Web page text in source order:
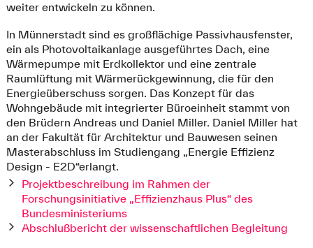
weiter entwickeln zu können.
In Münnerstadt sind es großflächige Passivhausfenster,
ein als Photovoltaikanlage ausgeführtes Dach, eine
Wärmepumpe mit Erdkollektor und eine zentrale
Raumlüftung mit Wärmerückgewinnung, die für den
Energieüberschuss sorgen. Das Konzept für das
Wohngebäude mit integrierter Büroeinheit stammt von
den Brüdern Andreas und Daniel Miller. Daniel Miller hat
an der Fakultät für Architektur und Bauwesen seinen
Masterabschluss im Studiengang „Energie Effizienz
Design - E2D“erlangt.
Projektbeschreibung im Rahmen der
Forschungsinitiative „Effizienzhaus Plus“ des
Bundesministeriums
Abschlußbericht der wissenschaftlichen Begleitung